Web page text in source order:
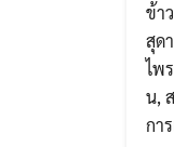
ข้า
สุด
ไพ
น,
กา